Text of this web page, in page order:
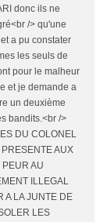
donc ils ne
/> qu'une
a pu constater
les seuls de
pour le malheur
et je demande a
un deuxième
bandits.<br />
DU COLONEL
AUX
PEUR AU
ILLEGAL
A LA JUNTE DE
LES